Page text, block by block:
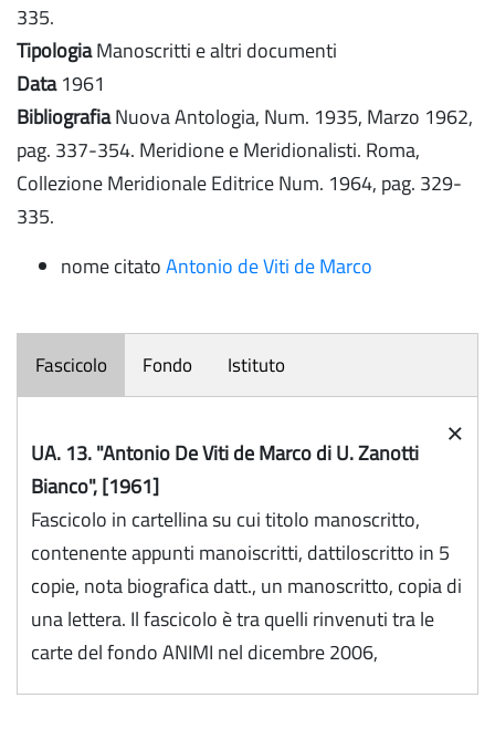
335.
TipologiaManoscritti e altri documenti
Data1961
BibliografiaNuova Antologia, Num. 1935, Marzo 1962,
pag. 337-354. Meridione e Meridionalisti. Roma,
Collezione Meridionale Editrice Num. 1964, pag. 329-
335.
nome citatoAntonio de Viti de Marco
Fascicolo Fondo Istituto
×
UA. 13. "Antonio De Viti de Marco di U. Zanotti
Bianco", [1961]
Fascicolo in cartellina su cui titolo manoscritto,
contenente appunti manoiscritti, dattiloscritto in 5
copie, nota biografica datt., un manoscritto, copia di
una lettera. Il fascicolo è tra quelli rinvenuti tra le
carte del fondo ANIMI nel dicembre 2006,